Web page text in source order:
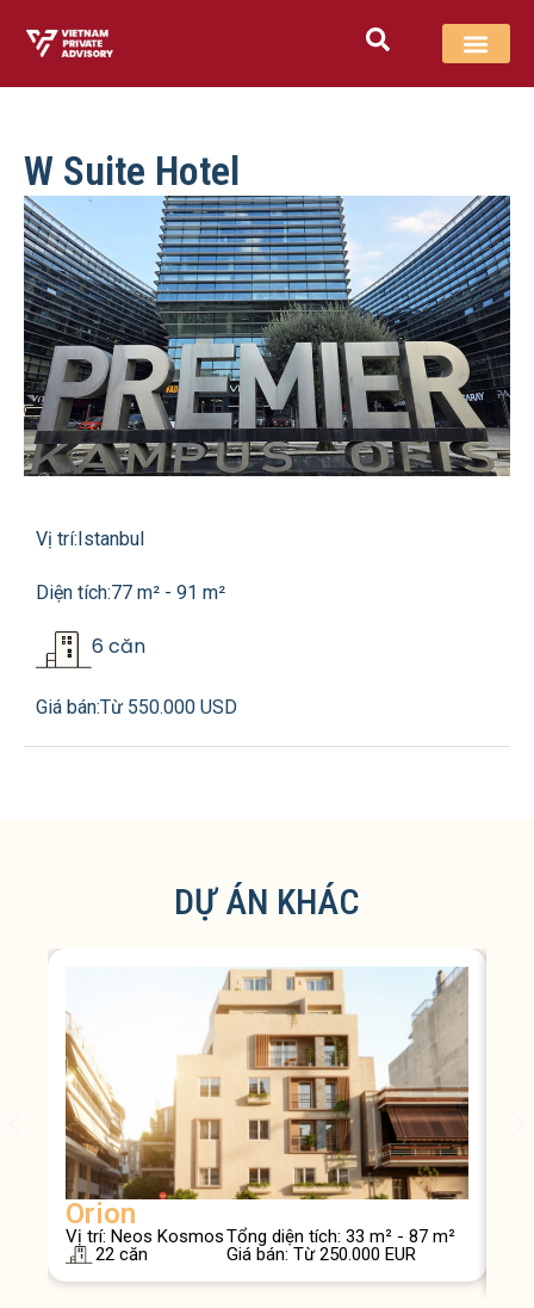
W Suite Hotel
Vị trí:Istanbul
Diện tích:77 m² - 91 m²
6 căn
Giá bán:Từ 550.000 USD
DỰ ÁN KHÁC
Orion
Vị trí: Neos KosmosTổng diện tích: 33 m² - 87 m²
22 căn
Giá bán: Từ 250.000 EUR